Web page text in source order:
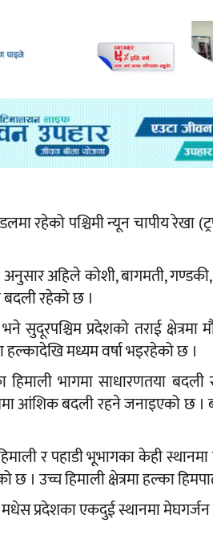
रहेको पश्चिमी न्यून चापीय रेखा
अहिले कोशी, बागमती, गण्डकी,
बदली रहेको छ ।
प्रदेशको तराई
हल्कादेखि मध्यम वर्षा भइरहेको छ ।
भागमा साधारणतया
आंशिक बदली रहने जनाइएको छ ।
र पहाडी भूभागका केही
। उच्च हिमाली क्षेत्रमा हल्का
मधेस प्रदेशका एकदुई स्थानमा